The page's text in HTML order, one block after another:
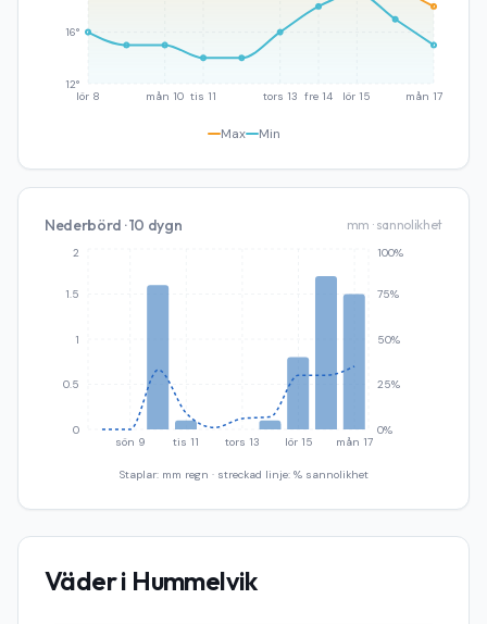
lör 8 mån 10 tis 11 tors 13 fre 14 lör 15 mån 17
12°
16°
Max Min
Nederbörd · 10 dygn mm · sannolikhet
sön 9 tis 11 tors 13 lör 15 mån 17
0
0.5
1
1.5
2
0%
25%
50%
75%
100%
Staplar: mm regn · streckad linje: % sannolikhet
Väder i Hummelvik